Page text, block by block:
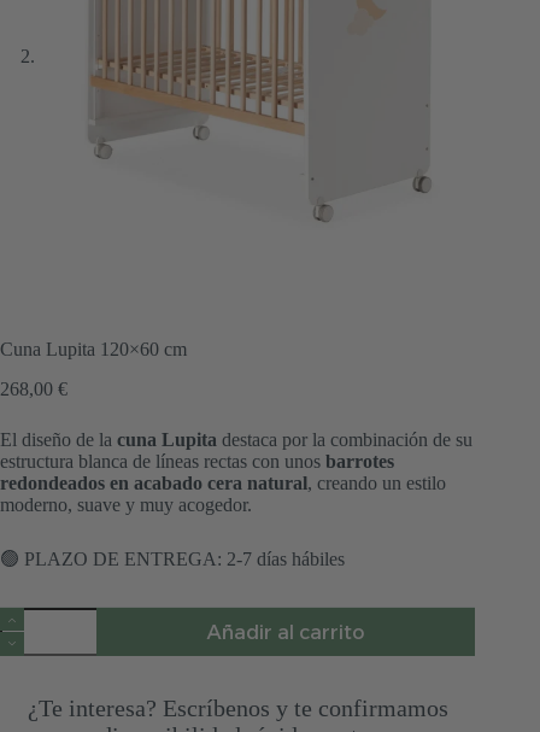
Cuna Lupita 120×60 cm
268,00 €
El diseño de la cuna Lupita destaca por la combinación de su
estructura blanca de líneas rectas con unos barrotes
redondeados en acabado cera natural, creando un estilo
moderno, suave y muy acogedor.
🟢 PLAZO DE ENTREGA: 2-7 días hábiles
Cuna
Lupita
120x60
cantidad
Añadir al carrito
¿Te interesa? Escríbenos y te confirmamos